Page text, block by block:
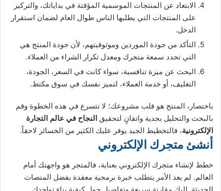
الابتعاد عن المنتجات الموسمية المؤقتة في بداياتك، والتركيز
على المنتجات التي يطلبها الناس طوال العام لضمان استقرار
الدخل.
التأكد من جودة الموردين وموثوقيتهم، لأن جودة المنتج هي
التي تحدد سمعة متجرك ومعدل تكرار الشراء من العملاء.
البحث عن ميزة تنافسية، سواء كانت في السعر، الجودة،
التغليف، أو خدمة العملاء، لتميز نفسك في سوق مكتظ.
باختصار، المنتج هو قلب مشروعك؛ لا تتسرع في هذه الخطوة وقم
بالبحث والتحليل بجدية واتفانٍ لتحقيق النجاح في عالم التجارة
الإلكترونية، فالتخطيط الجيد يوفر عليك الكثير من الخسائر لاحقاً.
أنشئ متجرك الإلكتروني
خطط لإنشاء متجرك الإلكتروني بعناية، فالمتجر هو واجهتك أمام
العالم. لم يعد الأمر يتطلب خبرة برمجية معقدة بفضل المنصات